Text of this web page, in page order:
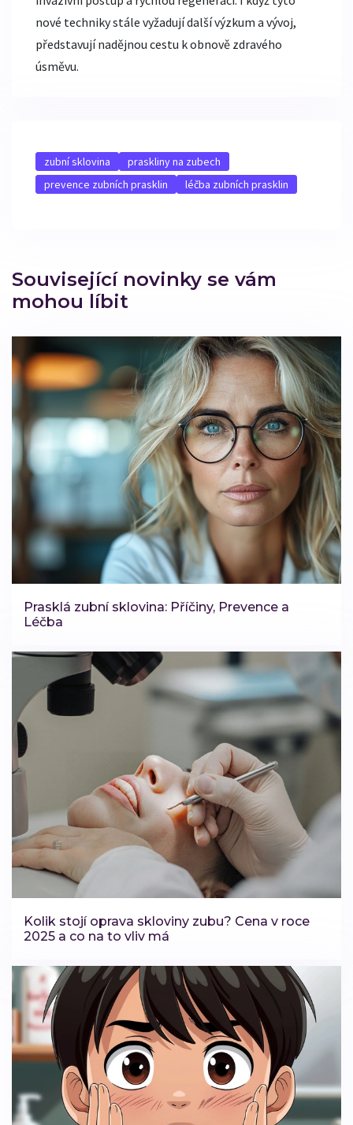
nové techniky stále vyžadují další výzkum a vývoj,
představují nadějnou cestu k obnově zdravého
úsměvu.
zubní sklovina
praskliny na zubech
prevence zubních prasklin
léčba zubních prasklin
Související novinky se vám
mohou líbit
Prasklá zubní sklovina: Příčiny, Prevence a
Léčba
Kolik stojí oprava skloviny zubu? Cena v roce
2025 a co na to vliv má